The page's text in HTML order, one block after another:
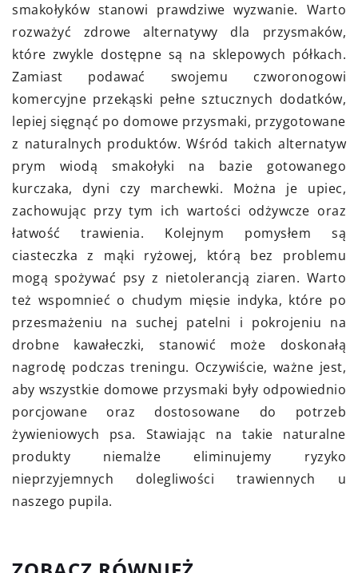
smakołyków stanowi prawdziwe wyzwanie. Warto
rozważyć zdrowe alternatywy dla przysmaków,
które zwykle dostępne są na sklepowych półkach.
Zamiast podawać swojemu czworonogowi
komercyjne przekąski pełne sztucznych dodatków,
lepiej sięgnąć po domowe przysmaki, przygotowane
z naturalnych produktów. Wśród takich alternatyw
prym wiodą smakołyki na bazie gotowanego
kurczaka, dyni czy marchewki. Można je upiec,
zachowując przy tym ich wartości odżywcze oraz
łatwość trawienia. Kolejnym pomysłem są
ciasteczka z mąki ryżowej, którą bez problemu
mogą spożywać psy z nietolerancją ziaren. Warto
też wspomnieć o chudym mięsie indyka, które po
przesmażeniu na suchej patelni i pokrojeniu na
drobne kawałeczki, stanowić może doskonałą
nagrodę podczas treningu. Oczywiście, ważne jest,
aby wszystkie domowe przysmaki były odpowiednio
porcjowane oraz dostosowane do potrzeb
żywieniowych psa. Stawiając na takie naturalne
produkty niemalże eliminujemy ryzyko
nieprzyjemnych dolegliwości trawiennych u
naszego pupila.